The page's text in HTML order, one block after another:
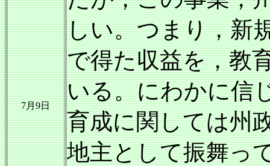
7月9日
しい。つまり，新
で得た収益を，教
いる。にわかに信
育成に関しては州
地主として振舞っ